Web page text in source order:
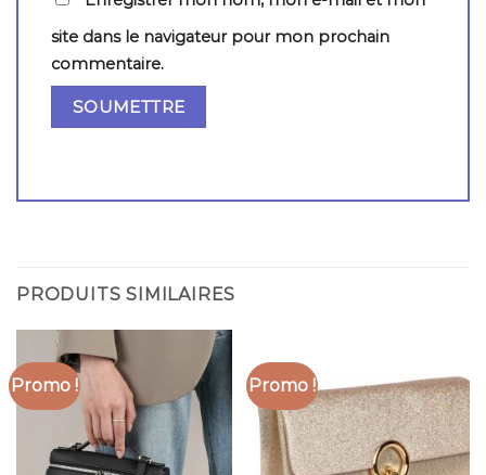
site dans le navigateur pour mon prochain
commentaire.
PRODUITS SIMILAIRES
Promo ! Promo !